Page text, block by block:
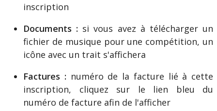
inscription
Documents : si vous avez à télécharger un
fichier de musique pour une compétition, un
icône avec un trait s'affichera
Factures : numéro de la facture lié à cette
inscription, cliquez sur le lien bleu
du
numéro de facture afin de l'afficher